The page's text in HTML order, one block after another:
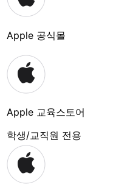
Apple 공식몰
Apple 교육스토어
학생/교직원 전용